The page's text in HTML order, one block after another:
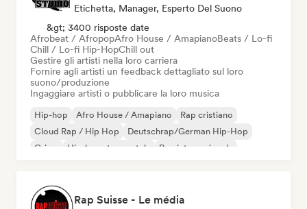
Etichetta, Manager, Esperto Del Suono
&gt; 3400 risposte date
Afrobeat / AfropopAfro House / AmapianoBeats / Lo-fi
Chill / Lo-fi Hip-HopChill out
Gestire gli artisti nella loro carriera
Fornire agli artisti un feedback dettagliato sul loro
suono/produzione
Ingaggiare artisti o pubblicare la loro musica
Hip-hop Afro House / Amapiano
Rap cristiano
Cloud Rap / Hip Hop
Deutschrap/German Hip-Hop
Grime
Hip-hop strumentale Rap internazionale
Rap Suisse - Le média